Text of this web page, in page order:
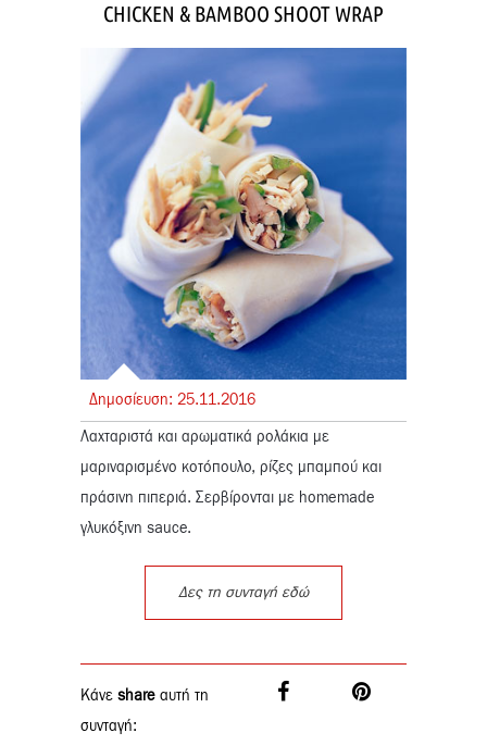
CHICKEN & BAMBOO SHOOT WRAP
Δημοσίευση: 25.11.2016
Λαχταριστά και αρωματικά ρολάκια με
μαριναρισμένο κοτόπουλο, ρίζες μπαμπού και
πράσινη πιπεριά. Σερβίρονται με homemade
γλυκόξινη sauce.
Δες τη συνταγή εδώ
Κάνε share αυτή τη
συνταγή: